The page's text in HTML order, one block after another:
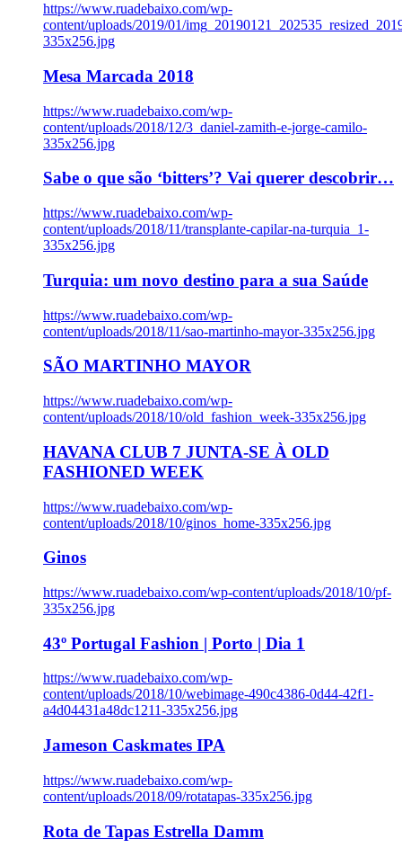
https://www.ruadebaixo.com/wp-
content/uploads/2019/01/
335x256.jpg
Mesa Marcada 2018
https://www.ruadebaixo.com/wp-
content/uploads/2018/12/3_daniel-zamith-e-jorge-camilo-
335x256.jpg
Sabe o que são ‘bitters’? Vai querer descobrir…
https://www.ruadebaixo.com/wp-
content/uploads/2018/11/transplante-capilar-na-turquia_1-
335x256.jpg
Turquia: um novo destino para a sua Saúde
https://www.ruadebaixo.com/wp-
content/uploads/2018/11/sao-martinho-mayor-335x256.jpg
SÃO MARTINHO MAYOR
https://www.ruadebaixo.com/wp-
content/uploads/2018/10/old_fashion_week-335x256.jpg
HAVANA CLUB 7 JUNTA-SE À OLD
FASHIONED WEEK
https://www.ruadebaixo.com/wp-
content/uploads/2018/10/ginos_home-335x256.jpg
Ginos
https://www.ruadebaixo.com/wp-content/uploads/2018/10/pf-
335x256.jpg
43º Portugal Fashion | Porto | Dia 1
https://www.ruadebaixo.com/wp-
content/uploads/2018/10/webimage-490c4386-0d44-42f1-
a4d04431a48dc1211-335x256.jpg
Jameson Caskmates IPA
https://www.ruadebaixo.com/wp-
content/uploads/2018/09/rotatapas-335x256.jpg
Rota de Tapas Estrella Damm